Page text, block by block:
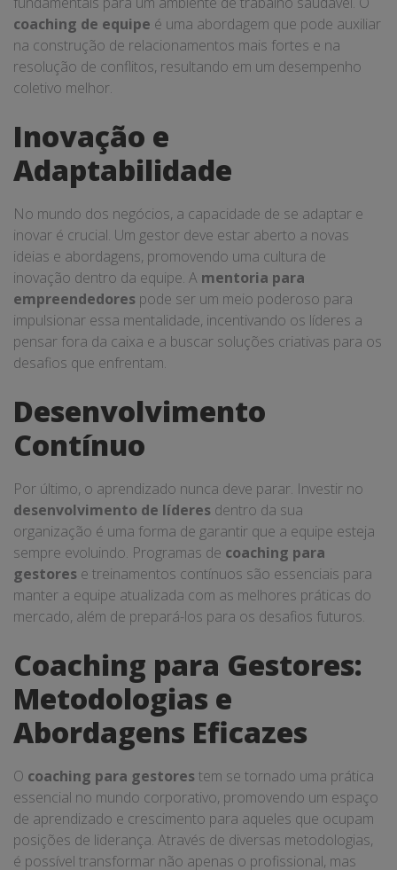
coaching de equipe é uma abordagem que pode auxiliar
na construção de relacionamentos mais fortes e na
resolução de conflitos, resultando em um desempenho
coletivo melhor.
Inovação e
Adaptabilidade
No mundo dos negócios, a capacidade de se adaptar e
inovar é crucial. Um gestor deve estar aberto a novas
ideias e abordagens, promovendo uma cultura de
inovação dentro da equipe. A mentoria para
empreendedores pode ser um meio poderoso para
impulsionar essa mentalidade, incentivando os líderes a
pensar fora da caixa e a buscar soluções criativas para os
desafios que enfrentam.
Desenvolvimento
Contínuo
Por último, o aprendizado nunca deve parar. Investir no
desenvolvimento de líderes dentro da sua
organização é uma forma de garantir que a equipe esteja
sempre evoluindo. Programas de coaching para
gestores e treinamentos contínuos são essenciais para
manter a equipe atualizada com as melhores práticas do
mercado, além de prepará-los para os desafios futuros.
Coaching para Gestores:
Metodologias e
Abordagens Eficazes
O coaching para gestorestem se tornado uma prática
essencial no mundo corporativo, promovendo um espaço
de aprendizado e crescimento para aqueles que ocupam
posições de liderança. Através de diversas metodologias,
é possível transformar não apenas o profissional, mas